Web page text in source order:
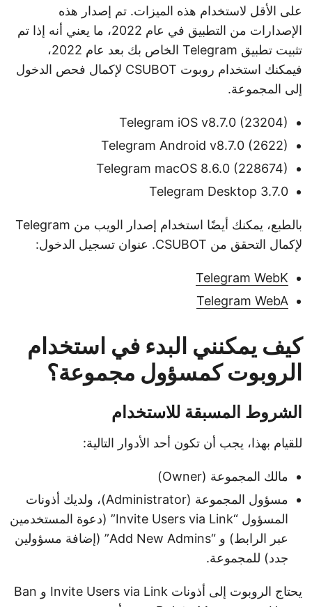
على الأقل لاستخدام هذه الميزات. تم إصدار هذه
الإصدارات من التطبيق في عام 2022، ما يعني أنه إذا تم
تثبيت تطبيق Telegram الخاص بك بعد عام 2022،
فيمكنك استخدام روبوت CSUBOT لإكمال فحص الدخول
إلى المجموعة.
Telegram iOS v8.7.0 (23204)
Telegram Android v8.7.0 (2622)
Telegram macOS 8.6.0 (228674)
Telegram Desktop 3.7.0
بالطبع، يمكنك أيضًا استخدام إصدار الويب من Telegram
لإكمال التحقق من CSUBOT. عنوان تسجيل الدخول:
Telegram WebK
Telegram WebA
كيف يمكنني البدء في استخدام
الروبوت كمسؤول مجموعة؟
الشروط المسبقة للاستخدام
للقيام بهذا، يجب أن تكون أحد الأدوار التالية:
مالك المجموعة (Owner)
مسؤول المجموعة (Administrator)، ولديك أذونات
المسؤول “Invite Users via Link” (دعوة المستخدمين
عبر الرابط) و “Add New Admins” (إضافة مسؤولين
جدد) للمجموعة.
يحتاج الروبوت إلى أذونات Invite Users via Link و Ban